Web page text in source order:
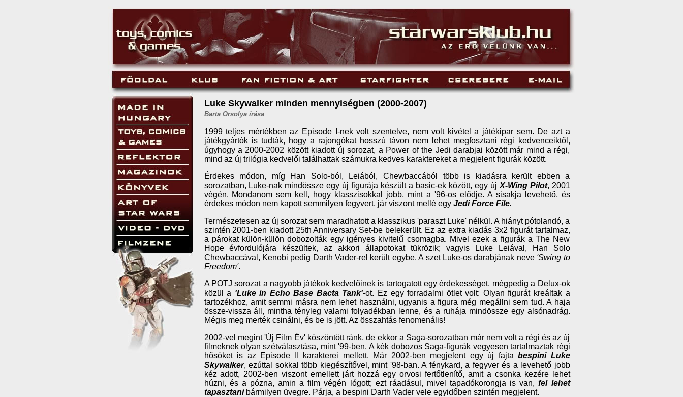
Luke Skywalker minden mennyiségben (2000-2007)
Barta Orsolya írása
1999 teljes mértékben az Episode I-nek volt szentelve, nem volt kivétel a játékipar sem. De azt a
játékgyártók is tudták, hogy a rajongókat hosszú távon nem lehet megfosztani régi kedvenceiktől,
úgyhogy a 2000-2002 között kiadott új sorozat, a Power of the Jedi darabjai között már mind a régi,
mind az új trilógia kedvelői találhattak számukra kedves karaktereket a megjelent figurák között.
Érdekes módon, míg Han Solo-ból, Leiából, Chewbaccából több is kiadásra került ebben a
sorozatban, Luke-nak mindössze egy új figurája készült a basic-ek között, egy új X-Wing Pilot, 2001
végén. Mondanom sem kell, hogy klasszisokkal jobb, mint a '96-os elődje. A sisakja levehető, és
érdekes módon nem kapott semmilyen fegyvert, jár viszont mellé egy Jedi Force File.
Természetesen az új sorozat sem maradhatott a klasszikus 'paraszt Luke' nélkül. A hiányt pótolandó, a
szintén 2001-ben kiadott 25th Anniversary Set-be belekerült. Ez az extra kiadás 3x2 figurát tartalmaz,
a párokat külön-külön dobozolták egy igényes kivitelű csomagba. Mivel ezek a figurák a The New
Hope évfordulójára készültek, az akkori állapotokat tükrözik; vagyis Luke Leiával, Han Solo
Chewbaccával, Kenobi pedig Darth Vader-rel került egybe. A szet Luke-os darabjának neve 'Swing to
Freedom'.
A POTJ sorozat a nagyobb játékok kedvelőinek is tartogatott egy érdekességet, mégpedig a Delux-ok
közül a 'Luke in Echo Base Bacta Tank'-ot. Ez egy forradalmi ötlet volt: Olyan figurát kreáltak a
tartozékhoz, amit semmi másra nem lehet használni, ugyanis a figura még megállni sem tud. A haja
össze-vissza áll, mintha tényleg valami folyadékban lenne, és a ruhája mindössze egy alsónadrág.
Mégis meg merték csinálni, és be is jött. Az összahtás fenomenális!
2002-vel megint 'Új Film Év' köszöntött ránk, de ekkor a Saga-sorozatban már nem volt a régi és az új
filmeknek olyan szétválasztása, mint '99-ben. A kék dobozos Saga-figurák vegyesen tartalmaztak régi
hősöket is az Episode II karakterei mellett. Már 2002-ben megjelent egy új fajta bespini Luke
Skywalker, ezúttal sokkal több kiegészítővel, mint '98-ban. A fénykard, a fegyver és a levehető jobb
kéz adott, 2002-ben viszont emellett járt hozzá egy orvosi fertőtlenítő, amit a csonka kezére lehet
húzni, és a pózna, amin a film végén lógott; ezt ráadásul, mivel tapadókorongja is van,fel lehet
tapasztanibármilyen üvegre. Párja, a bespini Darth Vader vele egyidőben szintén megjelent.